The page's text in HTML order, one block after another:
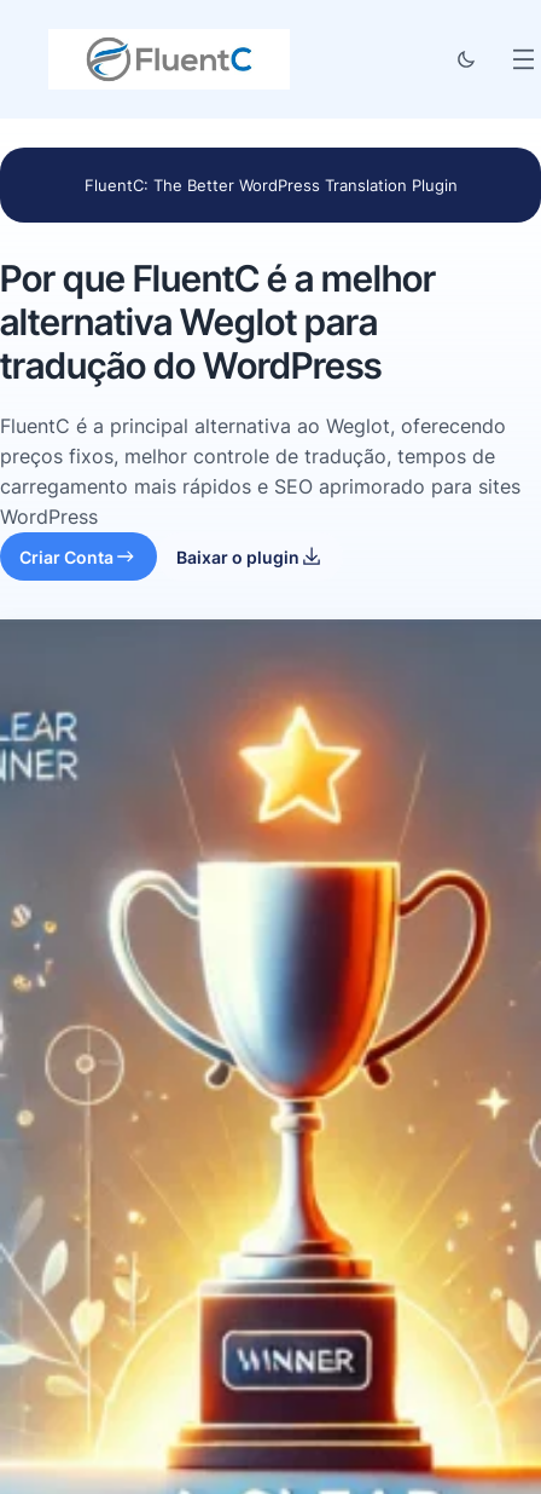
FluentC: The Better WordPress Translation Plugin
Por que FluentC é a melhor
alternativa Weglot para
tradução do WordPress
FluentC é a principal alternativa ao Weglot, oferecendo
preços fixos, melhor controle de tradução, tempos de
carregamento mais rápidos e SEO aprimorado para sites
WordPress
Criar Conta Baixar o plugin